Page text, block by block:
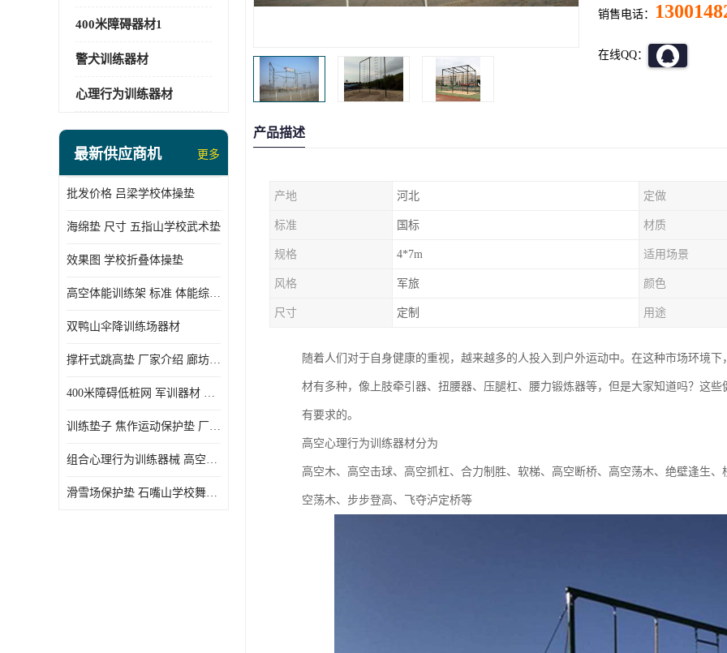
400米障碍器材1
警犬训练器材
心理行为训练器材
最新供应商机 更多
批发价格 吕梁学校体操垫
海绵垫 尺寸 五指山学校武术垫
效果图 学校折叠体操垫
高空体能训练架 标准 体能综合训练架
双鸭山伞降训练场器材
撑杆式跳高垫 厂家介绍 廊坊舞蹈室体操垫
400米障碍低桩网 军训器材 厂家实物图
训练垫子 焦作运动保护垫 厂家销售
组合心理行为训练器械 高空拓展训练架 守信厂家
滑雪场保护垫 石嘴山学校舞蹈垫
销售电话：
在线QQ：
产品描述
产地 河北 定做
标准 国标 材质
规格 4*7m 适用场景
风格 军旅 颜色
尺寸 定制 用途
随着人们对于自身健康的重视，越来越多的人投入到户外运动中。在这种市场环境
材有多种，像上肢牵引器、扭腰器、压腿杠、腰力锻炼器等，但是大家知道吗？这
有要求的。
高空心理行为训练器材分为
高空木、高空击球、高空抓杠、合力制胜、软梯、高空断桥、高空荡木、绝壁逢生
空荡木、步步登高、飞夺泸定桥等